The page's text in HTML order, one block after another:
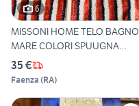
6
MISSONI HOME TELO BAGNO
MARE COLORI SPUUGNA
RELAX
35 €
Faenza (RA)